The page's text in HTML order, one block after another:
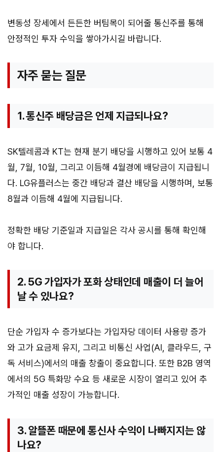
변동성 장세에서 든든한 버팀목이 되어줄 통신주를 통해
안정적인 투자 수익을 쌓아가시길 바랍니다.
자주 묻는 질문
1. 통신주 배당금은 언제 지급되나요?
SK텔레콤과 KT는 현재 분기 배당을 시행하고 있어 보통 4
월, 7월, 10월, 그리고 이듬해 4월경에 배당금이 지급됩니
다. LG유플러스는 중간 배당과 결산 배당을 시행하며, 보통
8월과 이듬해 4월에 지급됩니다.
정확한 배당 기준일과 지급일은 각사 공시를 통해 확인해
야 합니다.
2. 5G 가입자가 포화 상태인데 매출이 더 늘어
날 수 있나요?
단순 가입자 수 증가보다는 가입자당 데이터 사용량 증가
와 고가 요금제 유지, 그리고 비통신 사업(AI, 클라우드, 구
독 서비스)에서의 매출 창출이 중요합니다. 또한 B2B 영역
에서의 5G 특화망 수요 등 새로운 시장이 열리고 있어 추
가적인 매출 성장이 가능합니다.
3. 알뜰폰 때문에 통신사 수익이 나빠지지는 않
나요?